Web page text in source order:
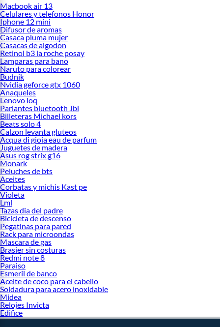
Macbook air 13
Celulares y telefonos Honor
Iphone 12 mini
Difusor de aromas
Casaca pluma mujer
Casacas de algodon
Retinol b3 la roche posay
Lamparas para bano
Naruto para colorear
Budnik
Nvidia geforce gtx 1060
Anaqueles
Lenovo loq
Parlantes bluetooth Jbl
Billeteras Michael kors
Beats solo 4
Calzon levanta gluteos
Acqua di gioia eau de parfum
Juguetes de madera
Asus rog strix g16
Monark
Peluches de bts
Aceites
Corbatas y michis Kast pe
Violeta
Lml
Tazas dia del padre
Bicicleta de descenso
Pegatinas para pared
Rack para microondas
Mascara de gas
Brasier sin costuras
Redmi note 8
Paraiso
Esmeril de banco
Aceite de coco para el cabello
Soldadura para acero inoxidable
Midea
Relojes Invicta
Edifice